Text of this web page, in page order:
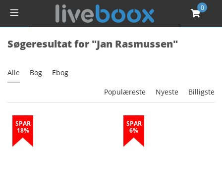
0
Søgeresultat for "Jan Rasmussen"
Alle Bog Ebog
Populæreste Nyeste Billigste
SPAR
18%
SPAR
6%